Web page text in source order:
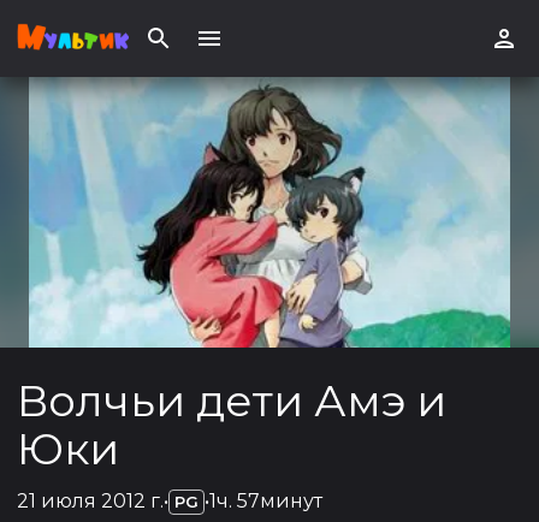
Волчьи дети Амэ и
Юки
21 июля 2012 г.• PG •1ч. 57минут